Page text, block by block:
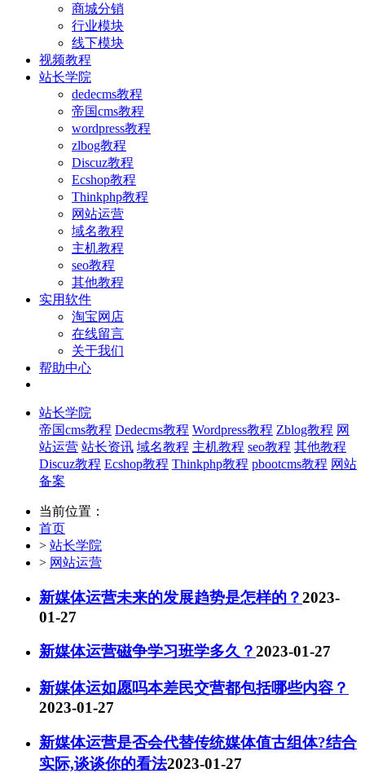
商城分销
行业模块
线下模块
视频教程
站长学院
dedecms教程
帝国cms教程
wordpress教程
zlbog教程
Discuz教程
Ecshop教程
Thinkphp教程
网站运营
域名教程
主机教程
seo教程
其他教程
实用软件
淘宝网店
在线留言
关于我们
帮助中心
站长学院
帝国cms教程 Dedecms教程 Wordpress教程 Zblog教程 网
站运营 站长资讯 域名教程 主机教程 seo教程 其他教程
Discuz教程 Ecshop教程 Thinkphp教程 pbootcms教程 网站
备案
当前位置：
首页
> 站长学院
> 网站运营
新媒体运营未来的发展趋势是怎样的？2023-
01-27
新媒体运营磁争学习班学多久？2023-01-27
新媒体运如愿吗本差民交营都包括哪些内容？
2023-01-27
新媒体运营是否会代替传统媒体值古组体?结合
实际,谈谈你的看法2023-01-27